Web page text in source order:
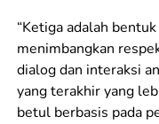
“Ketiga adalah
menimbangkan
dialog dan interaksi
yang terakhir yang
betul berbasis pada